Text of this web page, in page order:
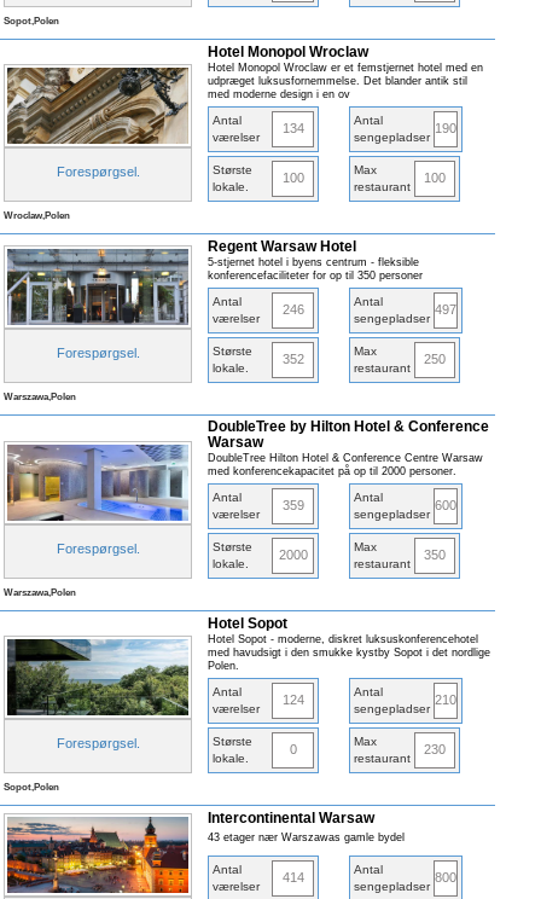
Sopot,Polen
Forespørgsel.
Hotel Monopol Wroclaw
Hotel Monopol Wroclaw er et femstjernet hotel med en
udpræget luksusfornemmelse. Det blander antik stil
med moderne design i en ov
Antal
værelser
134
Antal
sengepladser
190
Største
lokale
100
Max
restaurant
100
Wroclaw,Polen
Forespørgsel.
Regent Warsaw Hotel
5-stjernet hotel i byens centrum - fleksible
konferencefaciliteter for op til 350 personer
Antal
værelser
246
Antal
sengepladser
497
Største
lokale
352
Max
restaurant
250
Warszawa,Polen
Forespørgsel.
DoubleTree by Hilton Hotel & Conference
Warsaw
DoubleTree Hilton Hotel & Conference Centre Warsaw
med konferencekapacitet på op til 2000 personer.
Antal
værelser
359
Antal
sengepladser
600
Største
lokale
2000
Max
restaurant
350
Warszawa,Polen
Forespørgsel.
Hotel Sopot
Hotel Sopot - moderne, diskret luksuskonferencehotel
med havudsigt i den smukke kystby Sopot i det nordlige
Polen.
Antal
værelser
124
Antal
sengepladser
210
Største
lokale
0
Max
restaurant
230
Sopot,Polen
Intercontinental Warsaw
43 etager nær Warszawas gamle bydel
Antal
værelser
414
Antal
sengepladser
800